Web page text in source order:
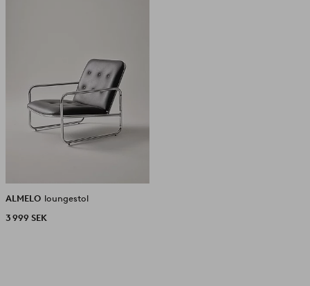
ALMELO loungestol
3 999 SEK